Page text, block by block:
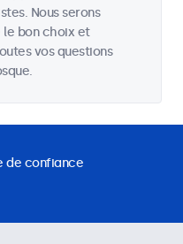
Nous serons
le bon choix et
vos questions
de confiance